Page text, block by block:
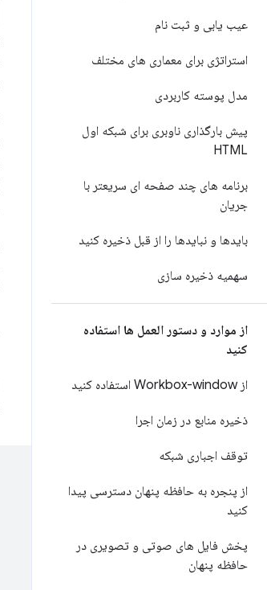
عیب یابی و ثبت نام
استراتژی برای معماری های مختلف
مدل پوسته کاربردی
پیش بارگذاری ناوبری برای شبکه اول
HTML
برنامه های چند صفحه ای سریعتر با
جریان
بایدها و نبایدها را از قبل ذخیره کنید
سهمیه ذخیره سازی
از موارد و دستور العمل ها استفاده
کنید
از Workbox-window استفاده کنید
ذخیره منابع در زمان اجرا
توقف اجباری شبکه
از پنجره به حافظه پنهان دسترسی پیدا
کنید
پخش فایل های صوتی و تصویری در
حافظه پنهان